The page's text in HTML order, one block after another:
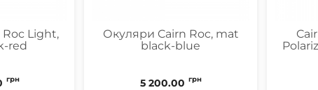
Light,
red
грн
Окуляри Cairn Roc, mat
black-blue
5 200.00 грн